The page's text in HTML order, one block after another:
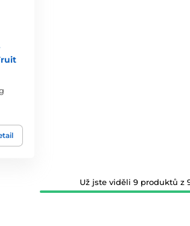
Už jste viděli 9 produktů z